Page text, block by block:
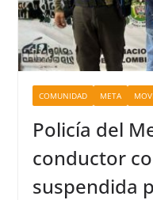
COMUNIDAD META
Policía del
conductor
suspendida